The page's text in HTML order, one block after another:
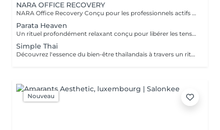
NARA OFFICE RECOVERY
NARA Office Recovery Conçu pour les professionnels actifs souffrant de fatigue liée aux écrans, de tensions dans la nuque et les épaules, de fatigue oculaire, d'un manque d'énergie ou de stress quotidien. Office Reset 30 min · 69 € Un soin express puissant, conçu pour libérer les tensions du haut du corps et apaiser l'esprit lorsque votre temps est limité. Comprend : Massage du haut du dos Massage de la nuque et des épaules Massage crânien par acupression Pierres chaudes ciblées Masque rafraîchissant en jade pour les yeux Résultats : Muscles plus détendus Sensation de légèreté au niveau de la tête Yeux reposés et rafraîchis Esprit plus calme Idéal pendant la pause déjeuner ou après le travail. Office Reset Plus 45 min · 89 € Un soin plus approfondi du haut du corps, complété par un massage relaxant des pieds fatigués et lourds. Comprend : Massage du haut du dos Massage de la nuque et des épaules Massage crânien par acupression Massage relaxant des pieds Pierres chaudes ciblées Masque rafraîchissant en jade pour les yeux Résultats : Réduction des tensions liées à une position assise prolongée Pieds et jambes rafraîchis Énergie renouvelée Corps et esprit plus détendus Executive Recovery 75 min · 139 € Notre rituel complet de la tête aux pieds, spécialement conçu pour soulager le stress accumulé et la fatigue physique profonde. Comprend : Massage approfondi du dos Massage de la nuque et des épaules Massage crânien par acupression Acupression des mains Réflexologie plantaire Pierres chaudes ciblées Relaxation des yeux avec un masque rafraîchissant en jade Résultats : Relaxation musculaire profonde Corps plus léger et revitalisé Esprit plus calme Équilibre et vitalité retrouvés Tous nos soins sont réalisés avec de l'huile de coco biologique et des huiles d'aromathérapie biologiques, afin d'adoucir la peau, de soulager les tensions musculaires et de favoriser une relaxation profonde.
Parata Heaven
Un rituel profondément relaxant conçu pour libérer les tensions là où elles s'accumulent le plus. Associant un Massage Indien Tête & Épaules de 60 minutes à un Massage Dos & Épaules Office Syndrome de 30 minutes, ce forfait cible le cuir chevelu, la nuque, les épaules et le haut du dos afin d'apaiser l'esprit et de procurer une agréable sensation de légèreté. Comprend : Massage Indien Tête & Épaules 60 min Massage Dos & Épaules Office Syndrome 30 min
Simple Thai
Découvrez l'essence du bien-être thaïlandais à travers un rituel harmonieux. Conçu pour détendre le corps, soulager les tensions musculaires, stimuler la circulation et procurer une sensation durable d'équilibre et de bien-être. Comprend : Massage Thaïlandais Traditionnel à l'Huile 90 min Réflexologie Plantaire Thaïlandaise 45 min
Nouveau